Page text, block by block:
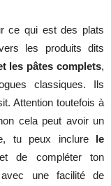
ce qui est des plats
les produits dits
les pâtes complets,
classiques. Ils
Attention toutefois à
cela peut avoir un
tu peux inclure le
de compléter ton
une facilité de